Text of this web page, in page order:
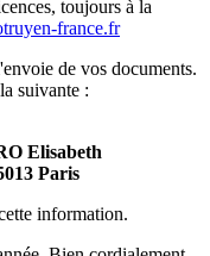
toujours à la
france.fr
de vos documents.
suivante :
Elisabeth
Paris
information.